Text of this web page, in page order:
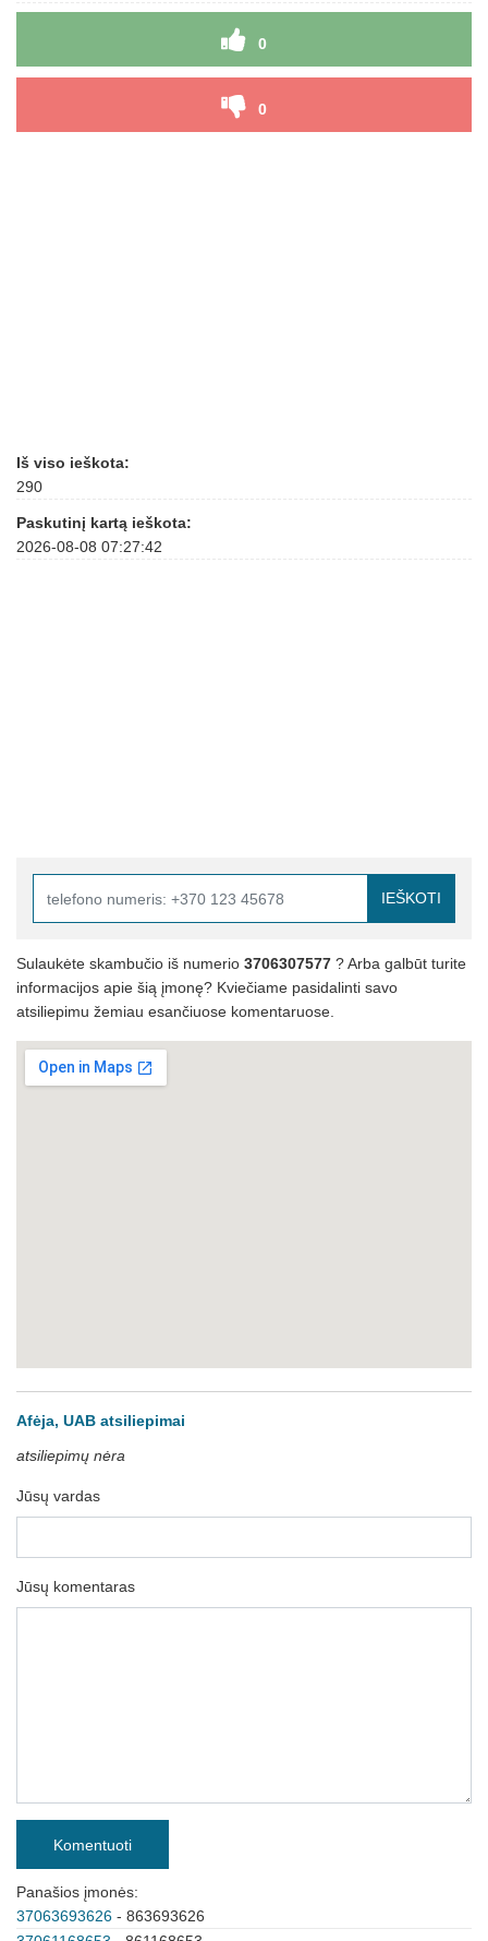
0
0
Iš viso ieškota:
290
Paskutinį kartą ieškota:
2026-08-08 07:27:42
IEŠKOTI
Sulaukėte skambučio iš numerio 3706307577 ? Arba galbūt turite
informacijos apie šią įmonę? Kviečiame pasidalinti savo
atsiliepimu žemiau esančiuose komentaruose.
Afėja, UAB atsiliepimai
atsiliepimų nėra
Jūsų vardas
Jūsų komentaras
Komentuoti
Panašios įmonės:
37063693626 - 863693626